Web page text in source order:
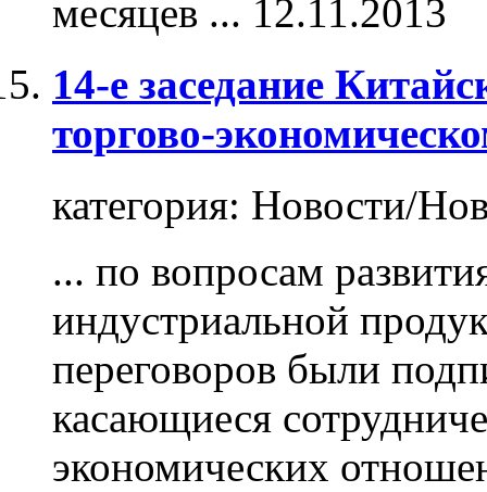
месяцев ... 12.11.2013
14-е заседание
торгово-
категория: Новости/
... по вопросам
индустриальной
переговоров были
касающиеся
экономических